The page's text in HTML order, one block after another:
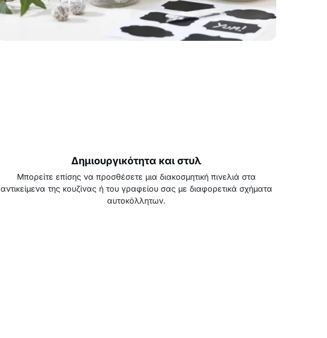
Δημιουργικότητα και στυλ
Μπορείτε επίσης να προσθέσετε μια διακοσμητική πινελιά στα
αντικείμενα της κουζίνας ή του γραφείου σας με διαφορετικά σχήματα
αυτοκόλλητων.